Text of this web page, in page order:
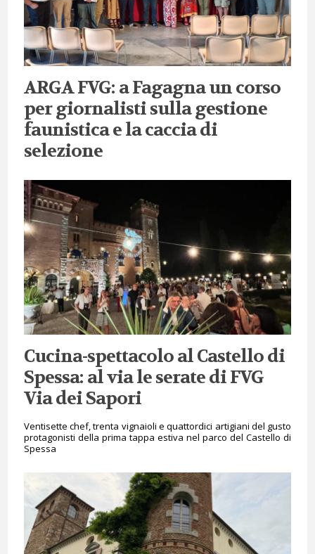
ARGA FVG: a Fagagna un corso
per giornalisti sulla gestione
faunistica e la caccia di
selezione
Cucina-spettacolo al Castello di
Spessa: al via le serate di FVG
Via dei Sapori
Ventisette chef, trenta vignaioli e quattordici artigiani del gusto
protagonisti della prima tappa estiva nel parco del Castello di
Spessa